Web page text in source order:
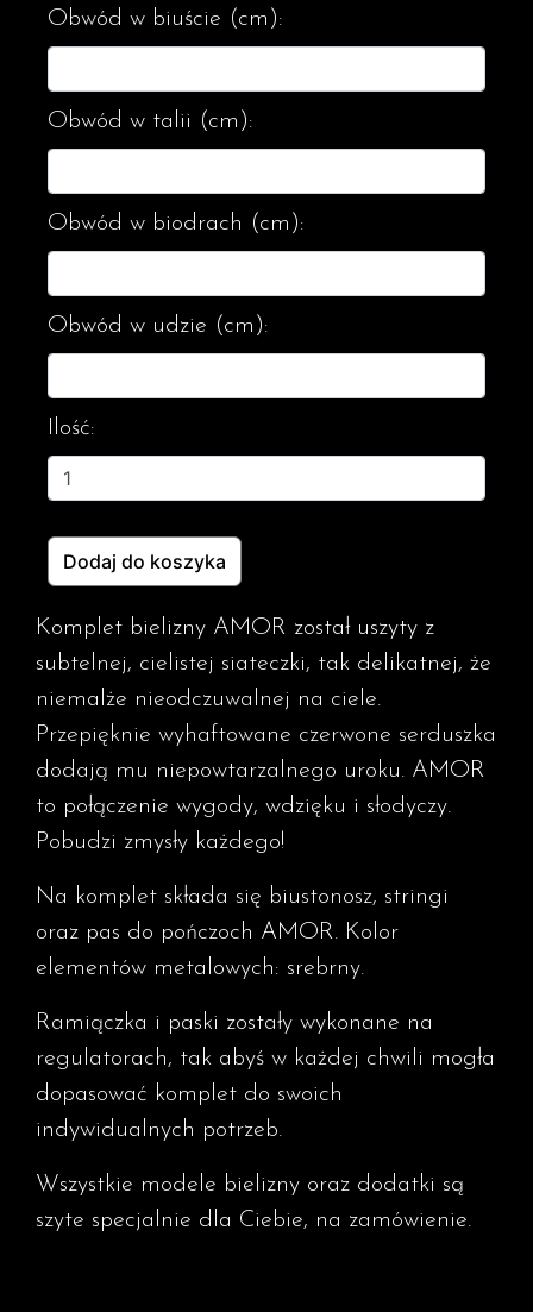
Obwód w biuście (cm):
Obwód w talii (cm):
Obwód w biodrach (cm):
Obwód w udzie (cm):
Ilość:
Dodaj do koszyka
Komplet bielizny AMOR został uszyty z
subtelnej, cielistej siateczki, tak delikatnej, że
niemalże nieodczuwalnej na ciele.
Przepięknie wyhaftowane czerwone serduszka
dodają mu niepowtarzalnego uroku. AMOR
to połączenie wygody, wdzięku i słodyczy.
Pobudzi zmysły każdego!
Na komplet składa się biustonosz, stringi
oraz pas do pończoch AMOR. Kolor
elementów metalowych: srebrny.
Ramiączka i paski zostały wykonane na
regulatorach, tak abyś w każdej chwili mogła
dopasować komplet do swoich
indywidualnych potrzeb.
Wszystkie modele bielizny oraz dodatki są
szyte specjalnie dla Ciebie, na zamówienie.